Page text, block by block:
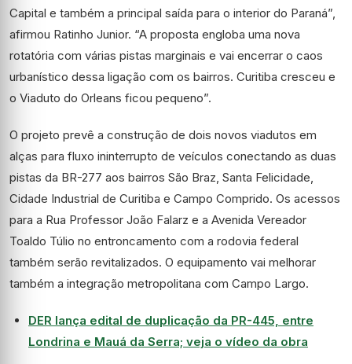
Capital e também a principal saída para o interior do Paraná”,
afirmou Ratinho Junior. “A proposta engloba uma nova
rotatória com várias pistas marginais e vai encerrar o caos
urbanístico dessa ligação com os bairros. Curitiba cresceu e
o Viaduto do Orleans ficou pequeno”.
O projeto prevê a construção de dois novos viadutos em
alças para fluxo ininterrupto de veículos conectando as duas
pistas da BR-277 aos bairros São Braz, Santa Felicidade,
Cidade Industrial de Curitiba e Campo Comprido. Os acessos
para a Rua Professor João Falarz e a Avenida Vereador
Toaldo Túlio no entroncamento com a rodovia federal
também serão revitalizados. O equipamento vai melhorar
também a integração metropolitana com Campo Largo.
DER lança edital de duplicação da PR-445, entre
Londrina e Mauá da Serra; veja o vídeo da obra